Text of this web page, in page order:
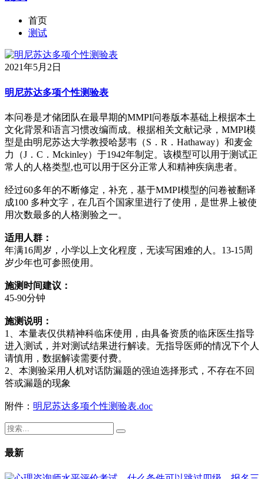
首页
测试
2021年5月2日
明尼苏达多项个性测验表
本问卷是才储团队在最早期的MMPI问卷版本基础上根据本土
文化背景和语言习惯改编而成。根据相关文献记录，MMPI模
型是由明尼苏达大学教授哈瑟韦（S．R．Hathaway）和麦金
力（J．C．Mckinley）于1942年制定。该模型可以用于测试正
常人的人格类型,也可以用于区分正常人和精神疾病患者。
经过60多年的不断修定，补充，基于MMPI模型的问卷被翻译
成100 多种文字，在几百个国家里进行了使用，是世界上被使
用次数最多的人格测验之一。
适用人群：
年满16周岁，小学以上文化程度，无读写困难的人。13-15周
岁少年也可参照使用。
施测时间建议：
45-90分钟
施测说明：
1、本量表仅供精神科临床使用，由具备资质的临床医生指导
进入测试，并对测试结果进行解读。无指导医师的情况下个人
请慎用，数据解读需要付费。
2、本测验采用人机对话防漏题的强迫选择形式，不存在不回
答或漏题的现象
附件： 明尼苏达多项个性测验表.doc
最新